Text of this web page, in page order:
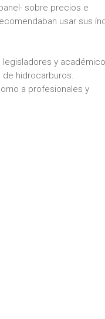
sobre precios e
usar sus
y
hidrocarburos.
a profesionales y